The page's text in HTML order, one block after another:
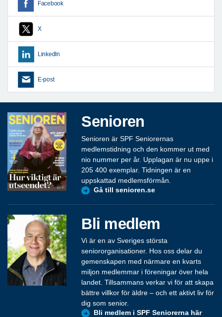
Facebook
X
LinkedIn
E-post
Senioren
Senioren är SPF Seniorernas
medlemstidning och den kommer ut med
nio nummer per år. Upplagan är nu uppe i
205 400 exemplar. Tidningen är en
uppskattad medlemsförmån.
Gå till senioren.se
Bli medlem
Vi är en av Sveriges största
seniororganisationer. Hos oss delar du
gemenskapen med närmare en kvarts
miljon medlemmar i föreningar över hela
landet. Tillsammans verkar vi för att skapa
bättre villkor för äldre – och ett aktivt liv för
dig som senior.
Bli medlem i SPF Seniorerna här